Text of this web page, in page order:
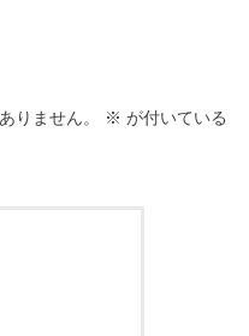
りません。 ※ が付いている